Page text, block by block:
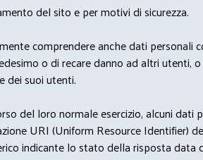
del sito e per motivi di sicurezza.
comprendere anche dati personali
o di recare danno ad altri utenti,
dei suoi utenti.
del loro normale esercizio, alcuni dati
URI (Uniform Resource Identifier)
indicante lo stato della risposta data